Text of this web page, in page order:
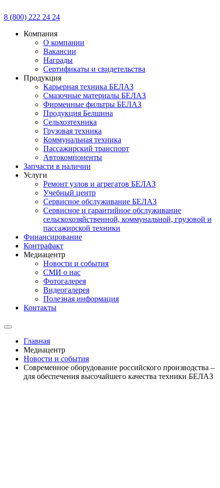
8 (800) 222 24 24
Компания
О компании
Вакансии
Награды
Сертификаты и свидетельства
Продукция
Карьерная техника БЕЛАЗ
Смазочные материалы БЕЛАЗ
Фирменные фильтры БЕЛАЗ
Продукция Белшина
Сельхозтехника
Грузовая техника
Коммунальная техника
Пассажирский транспорт
Автокомпоненты
Запчасти в наличии
Услуги
Ремонт узлов и агрегатов БЕЛАЗ
Учебный центр
Сервисное обслуживание БЕЛАЗ
Сервисное и гарантийное обслуживание
сельскохозяйственной, коммунальной, грузовой и
пассажирской техники
Финансирование
Контрафакт
Медиацентр
Новости и события
СМИ о нас
Фотогалерея
Видеогалерея
Полезная информация
Контакты
Главная
Медиацентр
Новости и события
Современное оборудование российского производства –
для обеспечения высочайшего качества техники БЕЛАЗ